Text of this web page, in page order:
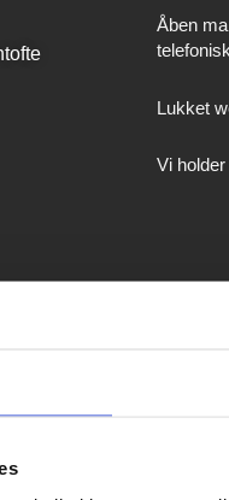
Åben
Lukket
Vi